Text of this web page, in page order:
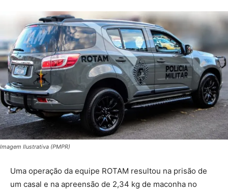
Imagem Ilustrativa (PMPR)
Uma operação da equipe ROTAM resultou na prisão de
um casal e na apreensão de 2,34 kg de maconha no